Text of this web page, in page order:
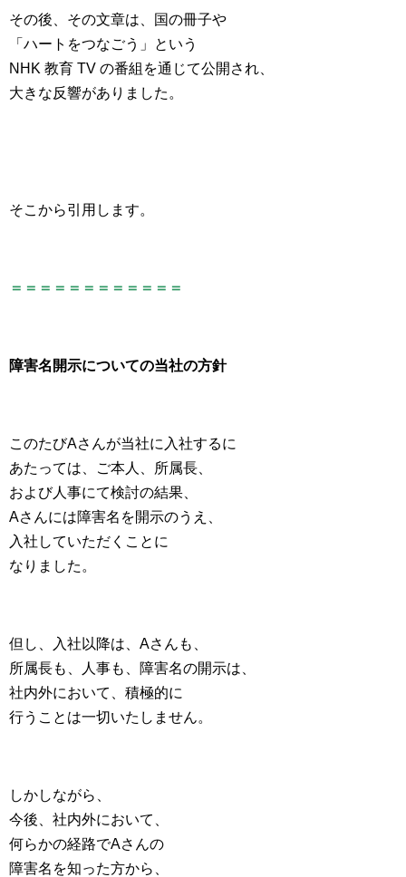
その後、その文章は、国の冊子や
「ハートをつなごう」という
NHK 教育 TV の番組を通じて公開され、
大きな反響がありました。
そこから引用します。
＝＝＝＝＝＝＝＝＝＝＝＝
障害名開示についての当社の方針
このたびAさんが当社に入社するに
あたっては、ご本人、所属長、
および人事にて検討の結果、
Aさんには障害名を開示のうえ、
入社していただくことに
なりました。
但し、入社以降は、Aさんも、
所属長も、人事も、障害名の開示は、
社内外において、積極的に
行うことは一切いたしません。
しかしながら、
今後、社内外において、
何らかの経路でAさんの
障害名を知った方から、